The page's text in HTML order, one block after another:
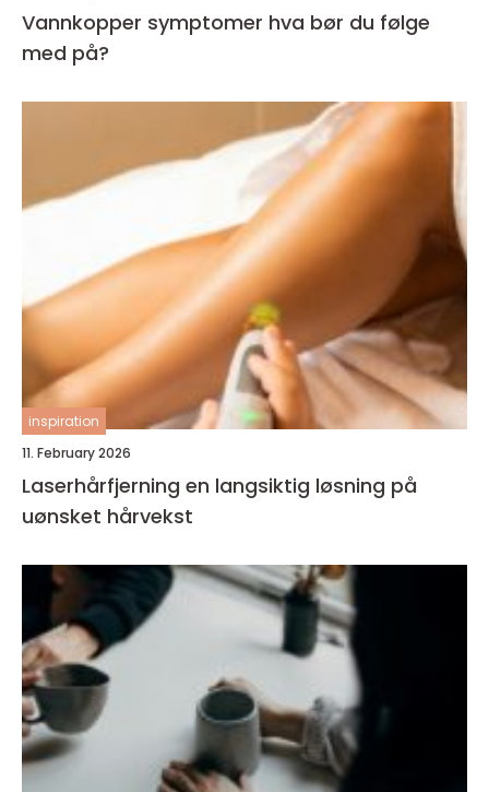
Vannkopper symptomer hva bør du følge
med på?
inspiration
11. February 2026
Laserhårfjerning en langsiktig løsning på
uønsket hårvekst